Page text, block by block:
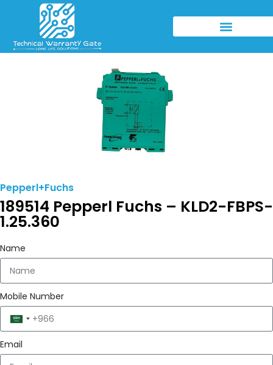
Pepperl+Fuchs
189514 Pepperl Fuchs – KLD2-FBPS-
1.25.360
Name
Mobile Number
Saudi
+966
Email